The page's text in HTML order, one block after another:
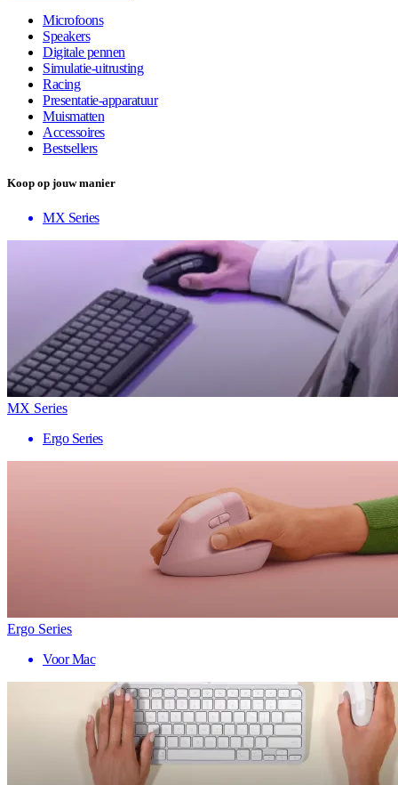
Microfoons
Speakers
Digitale pennen
Simulatie-uitrusting
Racing
Presentatie-apparatuur
Muismatten
Accessoires
Bestsellers
Koop op jouw manier
MX Series
MX Series
Ergo Series
Ergo Series
Voor Mac